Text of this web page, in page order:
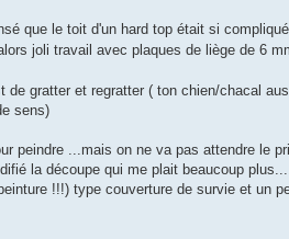
que le toit d'un hard top était si
joli travail avec plaques de liège de 6
de gratter et regratter ( ton chien/chacal
sens)
peindre ...mais on ne va pas attendre le
la découpe qui me plait beaucoup
!!!) type couverture de survie et un